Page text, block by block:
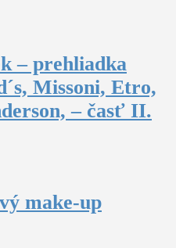
– prehliadka
Missoni, Etro,
– časť II.
make-up